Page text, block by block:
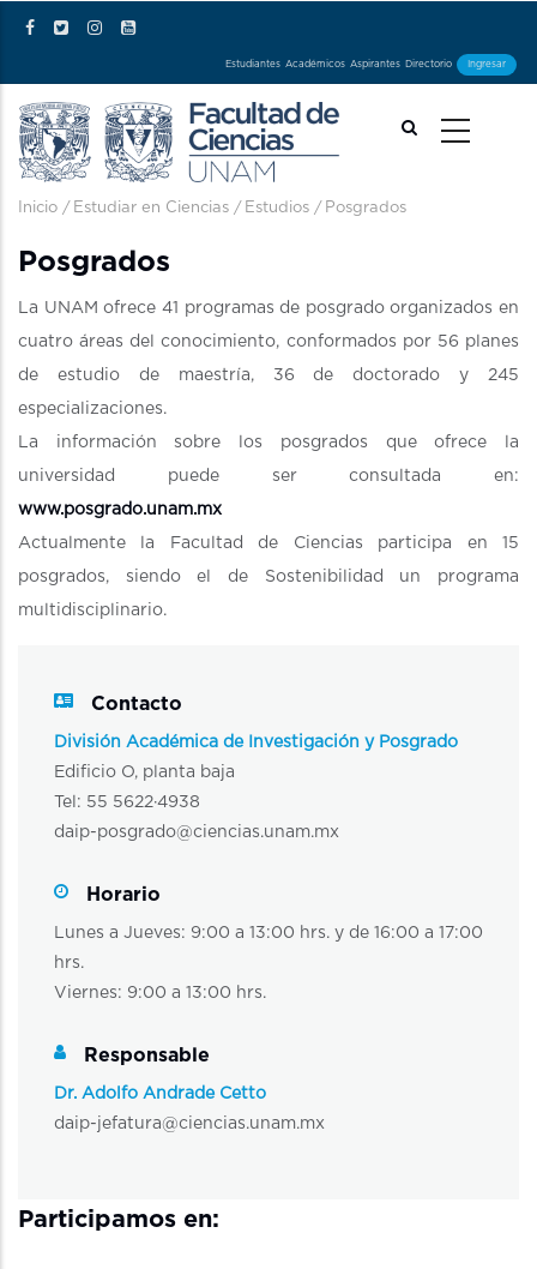
Ingresar
Directorio
Aspirantes
Académicos
Estudiantes
Ruta de navegación
Inicio / Estudiar en Ciencias / Estudios / Posgrados
Posgrados
La UNAM ofrece 41 programas de posgrado organizados en
cuatro áreas del conocimiento, conformados por 56 planes
de estudio de maestría, 36 de doctorado y 245
especializaciones.
La información sobre los posgrados que ofrece la
universidad puede ser consultada en:
www.posgrado.unam.mx
Actualmente la Facultad de Ciencias participa en 15
posgrados, siendo el de Sostenibilidad un programa
multidisciplinario.
Contacto
División Académica de Investigación y Posgrado
Edificio O, planta baja
Tel: 55 5622·4938
daip-posgrado@ciencias.unam.mx
Horario
Lunes a Jueves: 9:00 a 13:00 hrs. y de 16:00 a 17:00
hrs.
Viernes: 9:00 a 13:00 hrs.
Responsable
Dr. Adolfo Andrade Cetto
daip-jefatura@ciencias.unam.mx
Participamos en: